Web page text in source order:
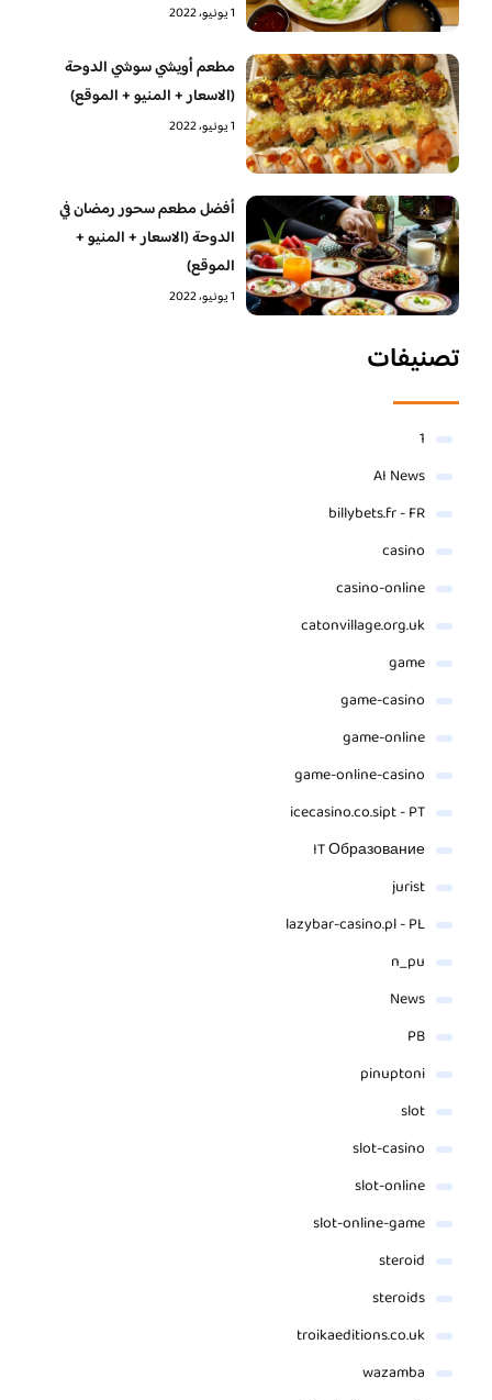
1 يونيو، 2022
مطعم أويشي سوشي الدوحة
(الاسعار + المنيو + الموقع)
1 يونيو، 2022
أفضل مطعم سحور رمضان في
الدوحة (الاسعار + المنيو +
الموقع)
1 يونيو، 2022
تصنيفات
1
AI News
billybets.fr - FR
casino
casino-online
catonvillage.org.uk
game
game-casino
game-online
game-online-casino
icecasino.co.sipt - PT
IT Образование
jurist
lazybar-casino.pl - PL
n_pu
News
PB
pinuptoni
slot
slot-casino
slot-online
slot-online-game
steroid
steroids
troikaeditions.co.uk
wazamba